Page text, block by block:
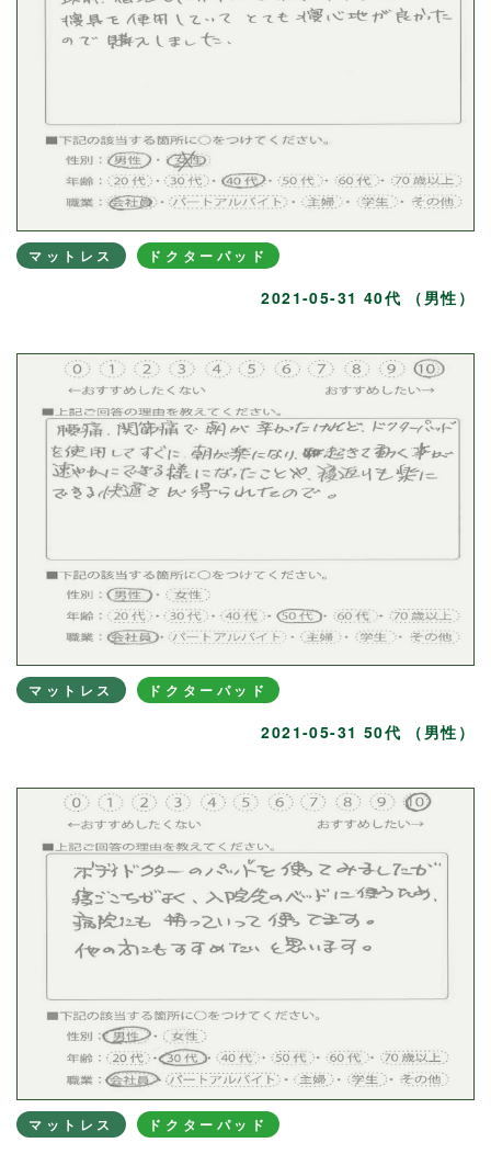
マットレス ドクターパッド
2021-05-31 40代 （男性）
マットレス ドクターパッド
2021-05-31 50代 （男性）
マットレス ドクターパッド